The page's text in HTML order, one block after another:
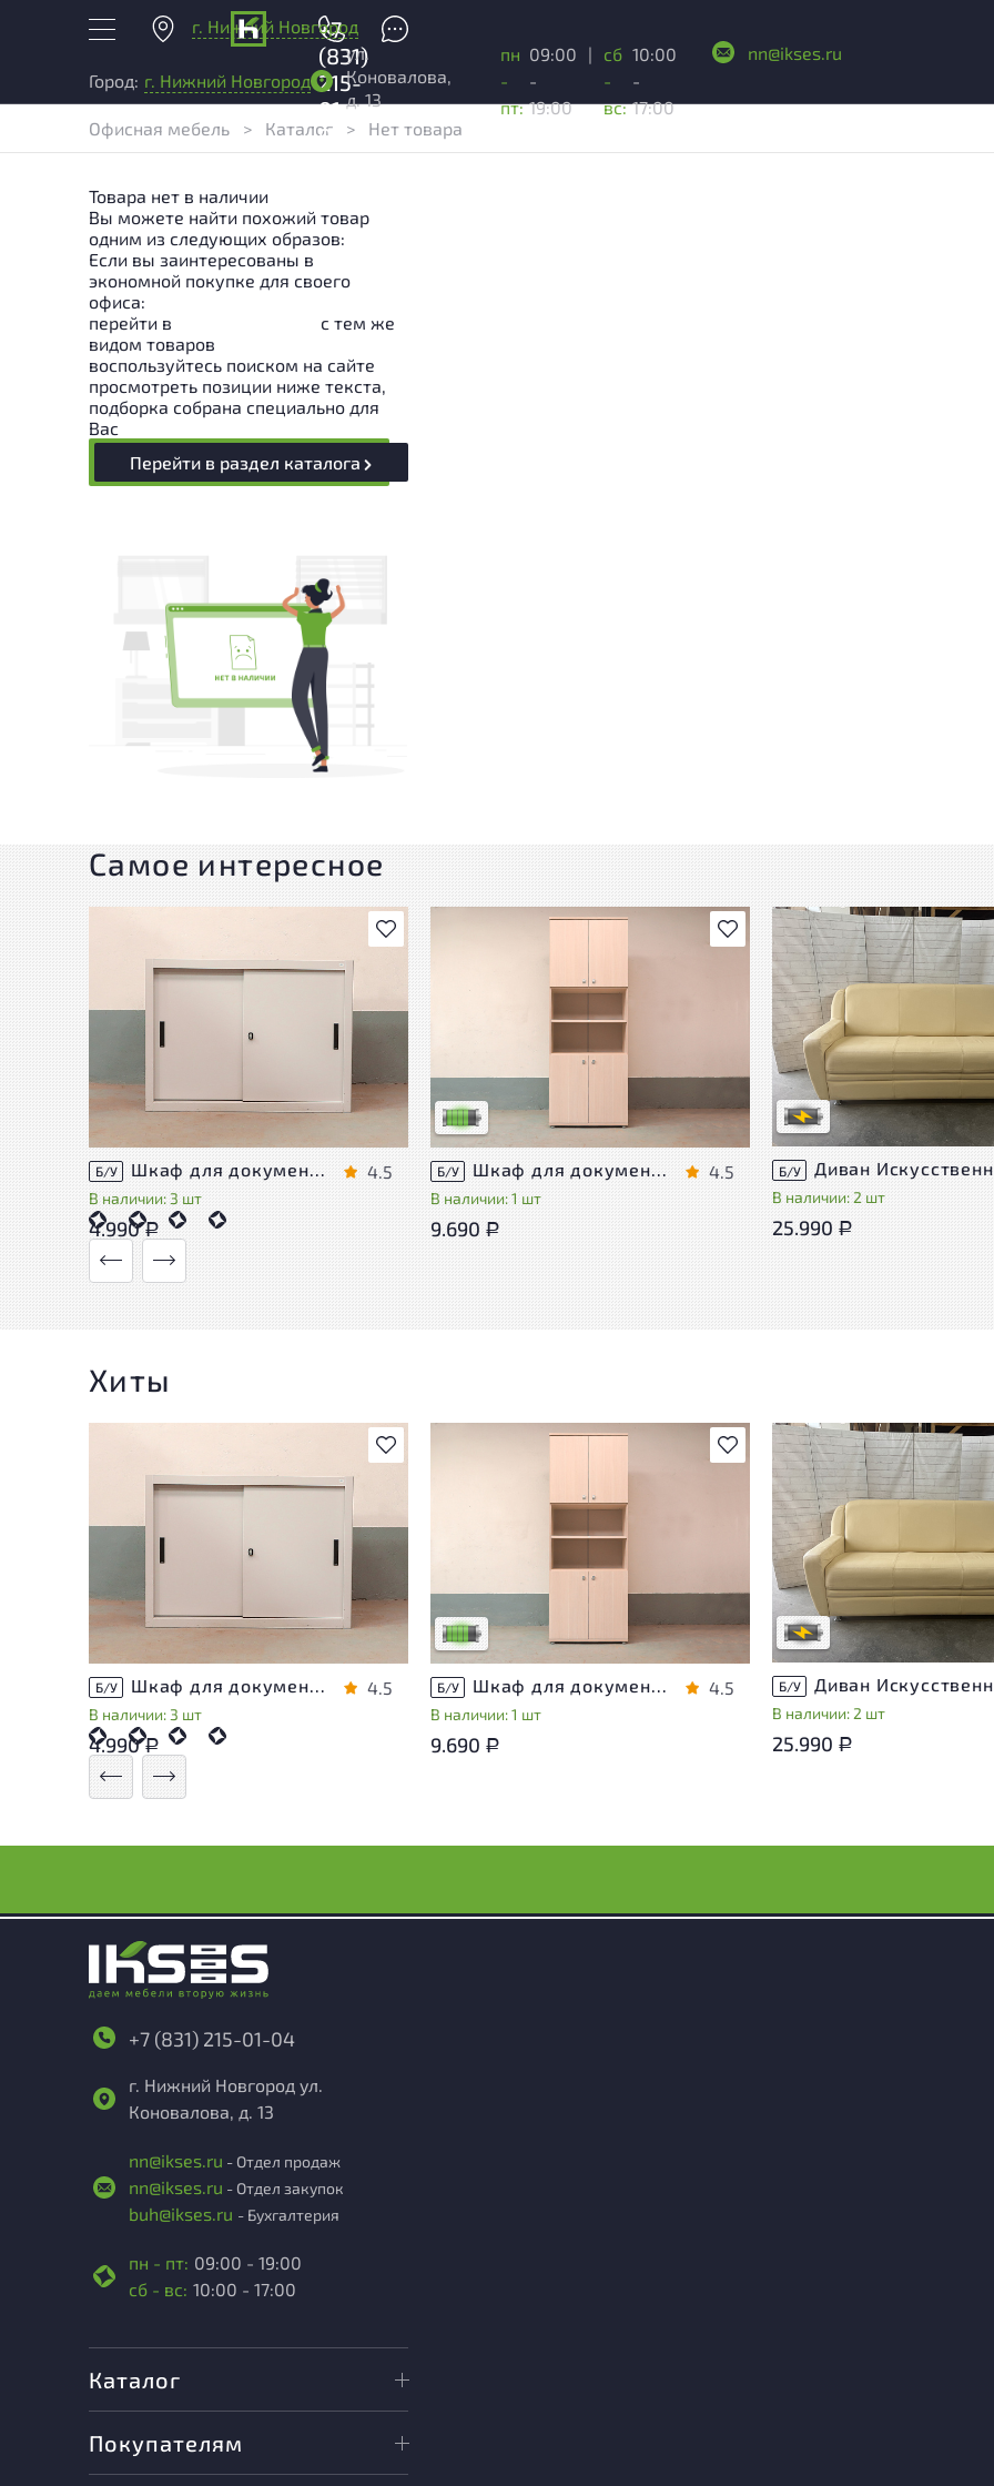
г. Нижний Новгород
+7
(831)
215-
01-
04
Город: г. Нижний Новгород
ул.
Коновалова,
д. 13
пн
-
пт:
09:00
-
19:00
|
сб
-
вс:
10:00
-
17:00
nn@ikses.ru
Офисная мебель > Каталог > Нет товара
Товара нет в наличии
Вы можете найти похожий товар
одним из следующих образов:
Если вы заинтересованы в
экономной покупке для своего
офиса:
перейти в
с тем же
видом товаров
воспользуйтесь поиском на сайте
просмотреть позиции ниже текста,
подборка собрана специально для
Вас
Перейти в раздел каталога
Самое интересное
В избранное
Б/У
В наличии: 3 шт
4.5
4.990Р
В избранное
У товара присутствуют незначительные
следы эксплуатации, не влияющие на
удобство его использования
Низкая степень износа
Б/У
В наличии: 1 шт
4.5
9.690 Р
Степень износа находится на
проверки. Вы можете уточнить
дополнительную информацию
сотрудников магазина
В обработке
Б/У
В наличии: 2 шт
25.990 Р
Хиты
В избранное
Б/У
В наличии: 3 шт
4.5
4.990Р
В избранное
У товара присутствуют незначительные
следы эксплуатации, не влияющие на
удобство его использования
Низкая степень износа
Б/У
В наличии: 1 шт
4.5
9.690 Р
Степень износа находится на
проверки. Вы можете уточнить
дополнительную информацию
сотрудников магазина
В обработке
Б/У
В наличии: 2 шт
25.990 Р
+7 (831) 215-01-04
г. Нижний Новгород ул.
Коновалова, д. 13
nn@ikses.ru - Отдел продаж
nn@ikses.ru - Отдел закупок
buh@ikses.ru - Бухгалтерия
пн - пт: 09:00 - 19:00
сб - вс: 10:00 - 17:00
Каталог
Покупателям